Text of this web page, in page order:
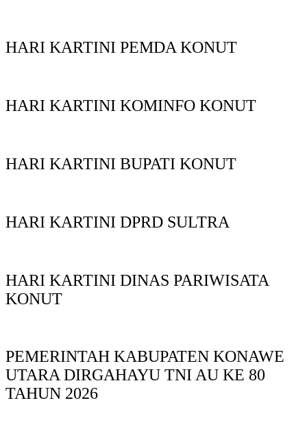
HARI KARTINI PEMDA KONUT
HARI KARTINI KOMINFO KONUT
HARI KARTINI BUPATI KONUT
HARI KARTINI DPRD SULTRA
HARI KARTINI DINAS PARIWISATA
KONUT
PEMERINTAH KABUPATEN KONAWE
UTARA DIRGAHAYU TNI AU KE 80
TAHUN 2026